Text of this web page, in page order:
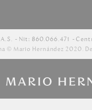
Nit: 860.066.471
© Mario Hernández 2020.